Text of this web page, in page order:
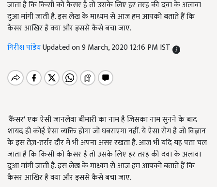
जाता है कि किसी को कैंसर है तो उसके लिए हर तरह की दवा के अलावा
दुआ मांगी जाती है. इस लेख के माध्यम से आज हम आपको बताते हैं कि
कैंसर आखिर है क्या और इससे कैसे बचा जाए.
गिरीश पांडेयUpdated on 9 March, 2020 12:16 PM IST
'कैंसर' एक ऐसी जानलेवा बीमारी का नाम है जिसका नाम सुनने के बाद
शायद ही कोई ऐसा व्यक्ति होगा जो घबराएगा नहीं. ये ऐसा रोग है जो विज्ञान
के इस तेज़-तर्रार दौर में भी अपना असर रखता है. आज भी यदि यह पता चल
जाता है कि किसी को कैंसर है तो उसके लिए हर तरह की दवा के अलावा
दुआ मांगी जाती है. इस लेख के माध्यम से आज हम आपको बताते हैं कि
कैंसर आखिर है क्या और इससे कैसे बचा जाए.